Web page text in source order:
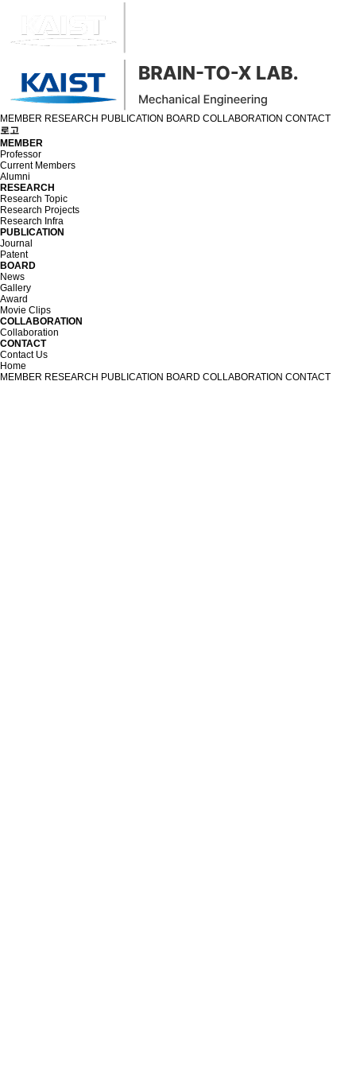
MEMBER RESEARCH PUBLICATION BOARD COLLABORATION CONTACT
로고
MEMBER
Professor
Current Members
Alumni
RESEARCH
Research Topic
Research Projects
Research Infra
PUBLICATION
Journal
Patent
BOARD
News
Gallery
Award
Movie Clips
COLLABORATION
Collaboration
CONTACT
Contact Us
Home
MEMBER RESEARCH PUBLICATION BOARD COLLABORATION CONTACT